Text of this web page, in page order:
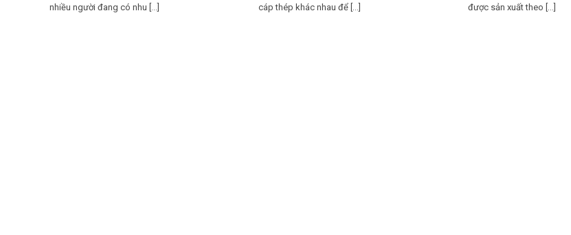
nhiều người đang có nhu [...]
cáp thép khác nhau để [...]
được sản xuất theo [...]